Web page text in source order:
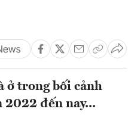
ở trong bối cảnh
2022 đến nay...